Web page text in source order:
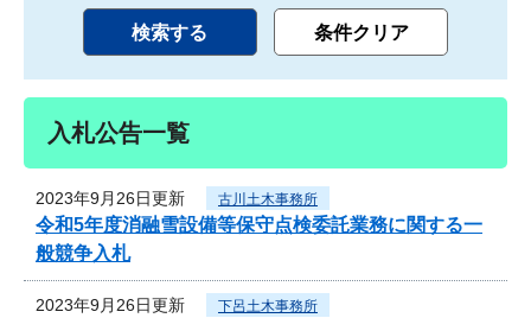
入札公告一覧
2023年9月26日更新 古川土木事務所
令和5年度消融雪設備等保守点検委託業務に関する一
般競争入札
2023年9月26日更新 下呂土木事務所